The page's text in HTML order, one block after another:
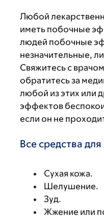
Любой
иметь побочные
людей побочные
незначительные,
Свяжитесь с
обратитесь за
любой из этих или
эффектов
если он не
Все средства для
Сухая кожа.
Шелушение.
Зуд.
Жжение или